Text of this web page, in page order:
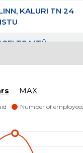
KALURI TN 24
MTÜ
MTÜ
ÜHING
MAX